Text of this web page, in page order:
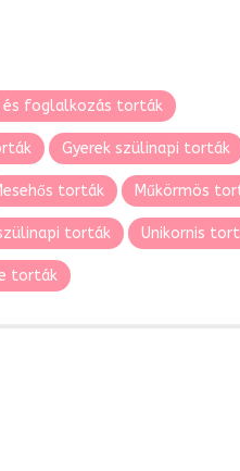
és foglalkozás torták
Gyerek szülinapi torták
torták Műkörmös
torták Unikornis
torták